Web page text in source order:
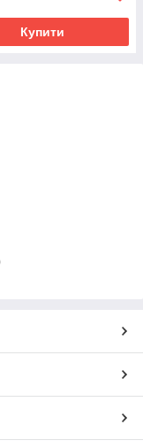
Купити